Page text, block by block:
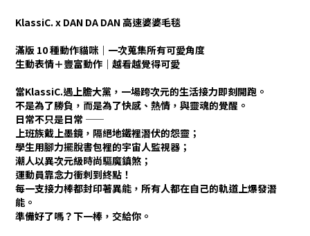
KlassiC. x DAN DA DAN 高速婆婆毛毯
滿版 10 種動作貓咪｜一次蒐集所有可愛角度
生動表情＋豐富動作｜越看越覺得可愛
當KlassiC.遇上膽大黨，一場跨次元的生活接力即刻開跑。
不是為了勝負，而是為了快感、熱情，與靈魂的覺醒。
日常不只是日常 ——
上班族戴上墨鏡，隔絕地鐵裡潛伏的怨靈；
學生用腳力擺脫書包裡的宇宙人監視器；
潮人以異次元級時尚驅魔鎮煞；
運動員靠念力衝刺到終點！
每一支接力棒都封印著異能，所有人都在自己的軌道上爆發潛
能。
準備好了嗎？下一棒，交給你。